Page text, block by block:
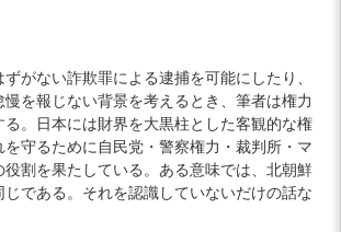
がない詐欺罪による逮捕を可能にしたり、
を報じない背景を考えるとき、筆者は権力
。日本には財界を大黒柱とした客観的な権
を守るために自民党・警察権力・裁判所・マ
役割を果たしている。ある意味では、北朝鮮
である。それを認識していないだけの話な